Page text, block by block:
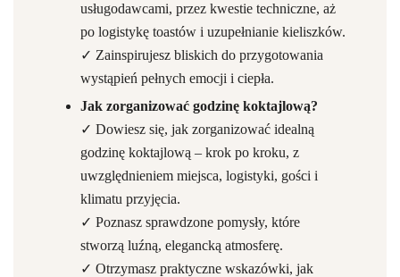
usługodawcami, przez kwestie techniczne, aż
po logistykę toastów i uzupełnianie kieliszków.
✓ Zainspirujesz bliskich do przygotowania
wystąpień pełnych emocji i ciepła.
Jak zorganizować godzinę koktajlową?
✓ Dowiesz się, jak zorganizować idealną
godzinę koktajlową – krok po kroku, z
uwzględnieniem miejsca, logistyki, gości i
klimatu przyjęcia.
✓ Poznasz sprawdzone pomysły, które
stworzą luźną, elegancką atmosferę.
✓ Otrzymasz praktyczne wskazówki, jak